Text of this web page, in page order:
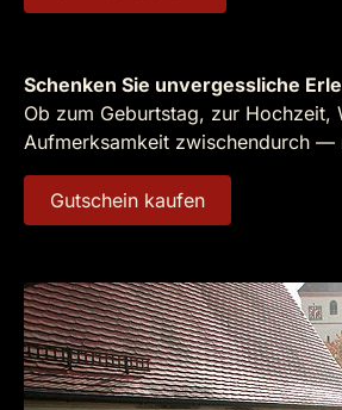
Schenken Sie unvergessliche
Ob zum Geburtstag, zur Hochzeit,
Aufmerksamkeit zwischendurch —
Gutschein kaufen